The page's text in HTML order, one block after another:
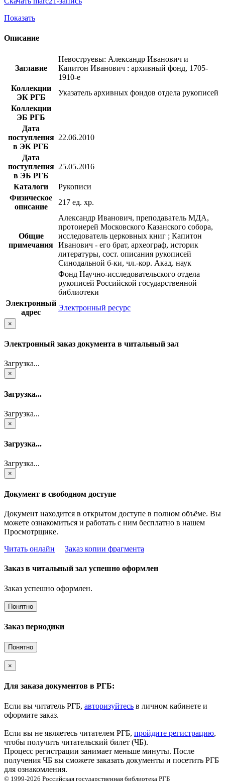
Показать
Описание
Заглавие
Невоструевы: Александр Иванович и
Капитон Иванович : архивный фонд, 1705-
1910-е
Коллекции
ЭК РГБ
Указатель архивных фондов отдела рукописей
Коллекции
ЭБ РГБ
Дата
поступления
в ЭК РГБ
22.06.2010
Дата
поступления
в ЭБ РГБ
25.05.2016
Каталоги
Рукописи
Физическое
описание
217 ед. хр.
Общие
примечания
Александр Иванович, преподаватель МДА,
протоиерей Московского Казанского собора,
исследователь церковных книг ; Капитон
Иванович - его брат, археограф, историк
литературы, сост. описания рукописей
Синодальной б-ки, чл.-кор. Акад. наук
Фонд Научно-исследовательского отдела
рукописей Российской государственной
библиотеки
Электронный
адрес
Электронный ресурс
×
Электронный заказ документа в читальный зал
Загрузка...
×
Загрузка...
Загрузка...
×
Загрузка...
Загрузка...
×
Документ в свободном доступе
Документ находится в открытом доступе в полном объёме. Вы
можете ознакомиться и работать с ним бесплатно в нашем
Просмотрщике.
Читать онлайн
Заказ копии фрагмента
Заказ в читальный зал успешно оформлен
Заказ успешно оформлен.
Понятно
Заказ периодики
Понятно
×
Для заказа документов в РГБ:
Если вы читатель РГБ, авторизуйтесь в личном кабинете и
оформите заказ.
Если вы не являетесь читателем РГБ, пройдите регистрацию,
чтобы получить читательский билет (ЧБ).
Процесс регистрации занимает меньше минуты. После
получения ЧБ вы сможете заказать документы и посетить РГБ
для ознакомления.
© 1999-2026 Российская государственная библиотека РГБ